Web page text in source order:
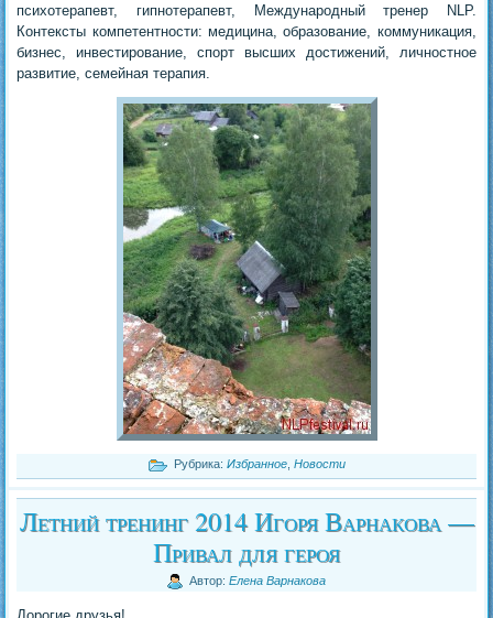
психотерапевт, гипнотерапевт, Международный тренер NLP.
Контексты компетентности: медицина, образование, коммуникация,
бизнес, инвестирование, спорт высших достижений, личностное
развитие, семейная терапия.
Рубрика: Избранное, Новости
Летний тренинг 2014 Игоря Варнакова —
Привал для героя
Автор: Елена Варнакова